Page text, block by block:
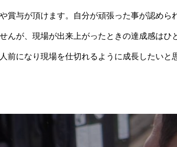
賞与が頂けます。自分が頑張った事が認めら
んが、現場が出来上がったときの達成感はひ
前になり現場を仕切れるように成長したいと